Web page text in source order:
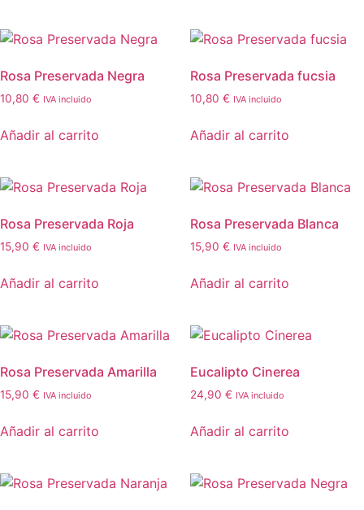
Rosa Preservada Negra
10,80 € IVA incluido
Añadir al carrito
Rosa Preservada fucsia
10,80 € IVA incluido
Añadir al carrito
Rosa Preservada Roja
15,90 € IVA incluido
Añadir al carrito
Rosa Preservada Blanca
15,90 € IVA incluido
Añadir al carrito
Rosa Preservada Amarilla
15,90 € IVA incluido
Añadir al carrito
Eucalipto Cinerea
24,90 € IVA incluido
Añadir al carrito